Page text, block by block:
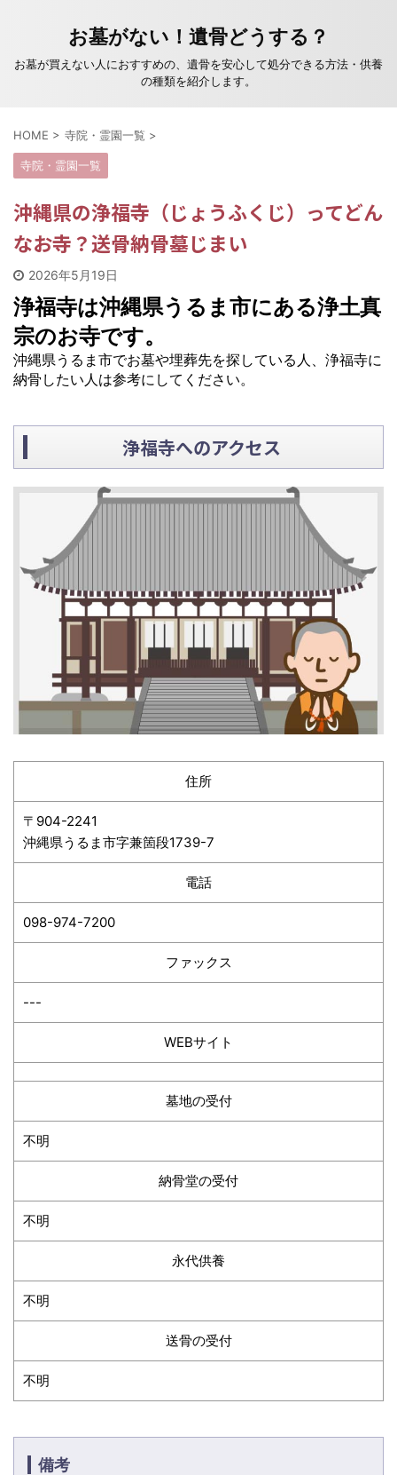
お墓がない！遺骨どうする？
お墓が買えない人におすすめの、遺骨を安心して処分できる方法・供養
の種類を紹介します。
HOME > 寺院・霊園一覧 >
寺院・霊園一覧
沖縄県の浄福寺（じょうふくじ）ってどん
なお寺？送骨納骨墓じまい
2026年5月19日
浄福寺は沖縄県うるま市にある浄土真
宗のお寺です。
沖縄県うるま市でお墓や埋葬先を探している人、浄福寺に
納骨したい人は参考にしてください。
浄福寺へのアクセス
住所
〒904-2241
沖縄県うるま市字兼箇段1739-7
電話
098-974-7200
ファックス
---
WEBサイト
墓地の受付
不明
納骨堂の受付
不明
永代供養
不明
送骨の受付
不明
備考